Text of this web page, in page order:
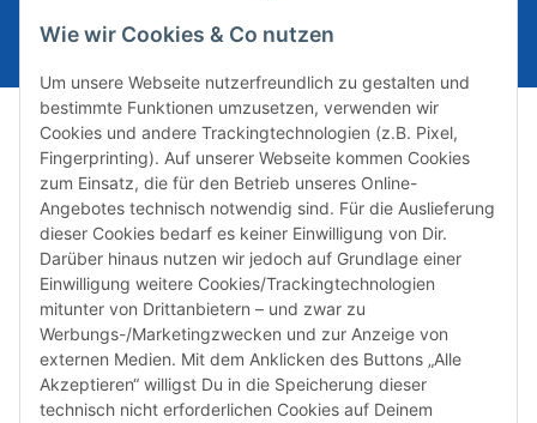
Wie wir Cookies & Co nutzen
Um unsere Webseite nutzerfreundlich zu gestalten und
bestimmte Funktionen umzusetzen, verwenden wir
Cookies und andere Trackingtechnologien (z.B. Pixel,
Fingerprinting). Auf unserer Webseite kommen Cookies
zum Einsatz, die für den Betrieb unseres Online-
Angebotes technisch notwendig sind. Für die Auslieferung
dieser Cookies bedarf es keiner Einwilligung von Dir.
Darüber hinaus nutzen wir jedoch auf Grundlage einer
Einwilligung weitere Cookies/Trackingtechnologien
mitunter von Drittanbietern – und zwar zu
Werbungs-/Marketingzwecken und zur Anzeige von
externen Medien. Mit dem Anklicken des Buttons „Alle
Akzeptieren“ willigst Du in die Speicherung dieser
technisch nicht erforderlichen Cookies auf Deinem
Susannenstraße 21a, DE-20357 Hamburg
Tel: +49 (0)40 432 76 990
Email:shop@audiolith.net
Servicezeiten (Mo.-Fr.) 11:00 - 15:00 Uhr